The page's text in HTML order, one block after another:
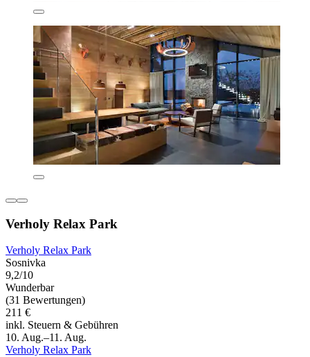
Verholy Relax Park
Verholy Relax Park
Sosnivka
9,2/10
Wunderbar
(31 Bewertungen)
211 €
inkl. Steuern & Gebühren
10. Aug.–11. Aug.
Verholy Relax Park